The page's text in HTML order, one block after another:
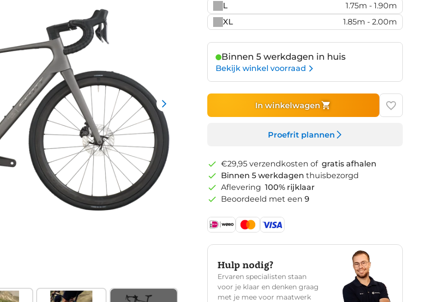
L
1.75m - 1.90m
XL
1.85m - 2.00m
Binnen 5 werkdagen in huis
Bekijk winkel voorraad
In winkelwagen
Proefrit plannen
€29,95 verzendkosten of gratis afhalen
Binnen 5 werkdagen thuisbezorgd
Aflevering 100% rijklaar
Beoordeeld met een 9
Hulp nodig?
Ervaren specialisten staan
voor je klaar en denken graag
met je mee voor maatwerk